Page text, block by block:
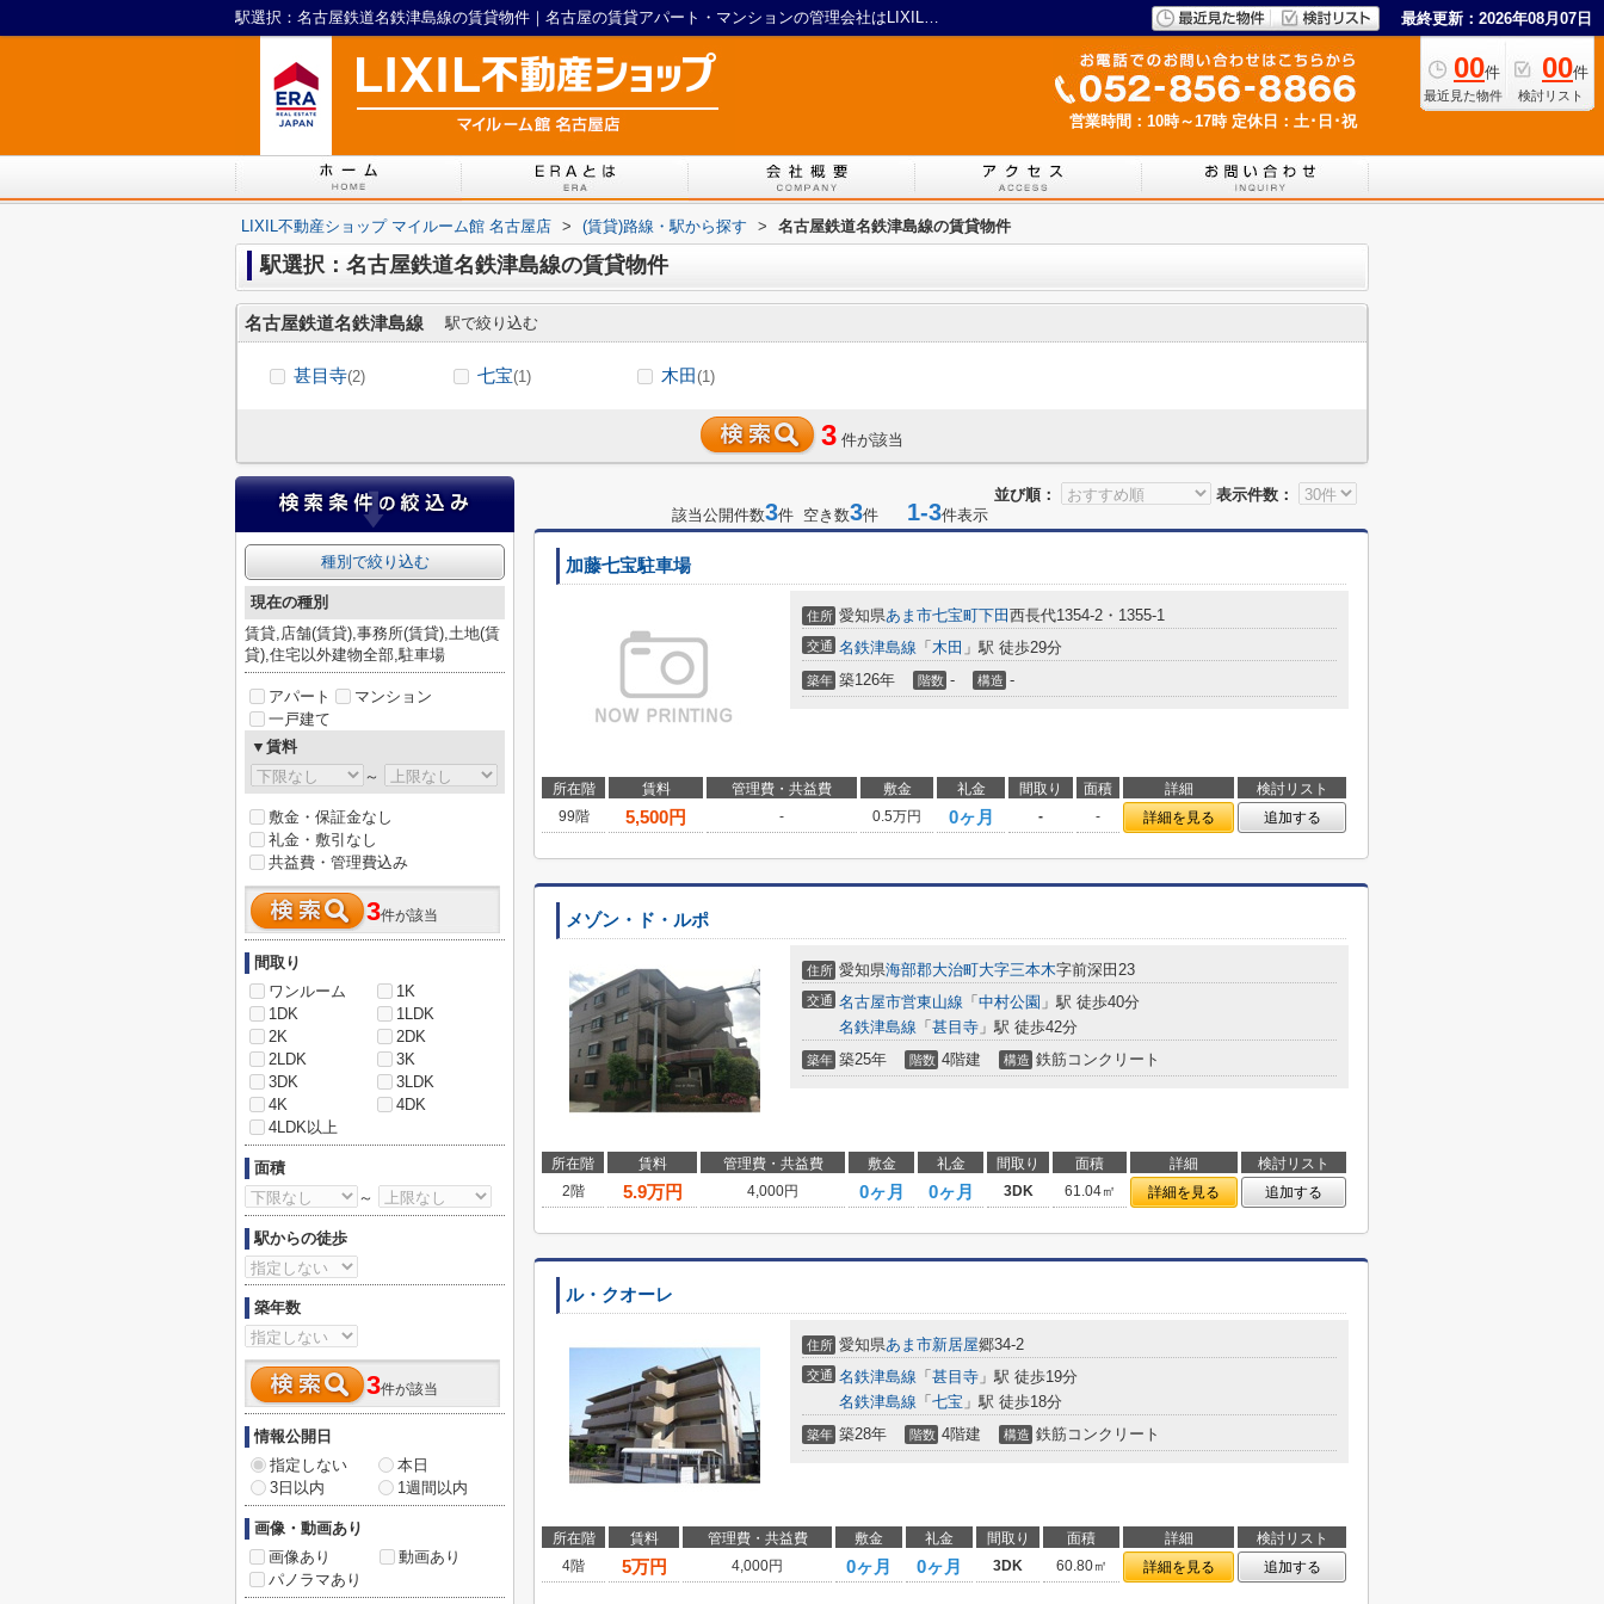
駅選択：名古屋鉄道名鉄津島線の賃貸物件｜名古屋の賃貸アパート・マンションの管理会社はLIXIL不動産ショップ マイルーム館 名古屋店 最終更新：2026年08月07日
00件
最近見た物件
00件
検討リスト
営業時間：10時～17時 定休日：土･日･祝
LIXIL不動産ショップ マイルーム館 名古屋店 > (賃貸)路線・駅から探す > 名古屋鉄道名鉄津島線の賃貸物件
駅選択：名古屋鉄道名鉄津島線の賃貸物件
名古屋鉄道名鉄津島線 駅で絞り込む
甚目寺(2) 七宝(1) 木田(1)
3 件が該当
並び順：
表示件数：
該当公開件数3件 空き数3件 1-3件表示
加藤七宝駐車場
住所 愛知県あま市七宝町下田 西長代1354-2・1355-1
交通 名鉄津島線 「 木田 」駅 徒歩29分
築年 築126年 階数 - 構造 -
所在階 賃料 管理費・共益費 敷金 礼金 間取り 面積 詳細
検討リスト
99階
5,500円 - 0.5万円 0ヶ月 - - 詳細を見る 追加する
メゾン・ド・ルポ
住所 愛知県海部郡大治町大字三本木字前深田23
交通 名古屋市営東山線 「 中村公園 」駅 徒歩40分
名鉄津島線 「 甚目寺 」駅 徒歩42分
築年 築25年 階数 4階建 構造 鉄筋コンクリート
所在階 賃料 管理費・共益費 敷金 礼金 間取り 面積 詳細
検討リスト
2階
5.9万円 4,000円 0ヶ月 0ヶ月 3DK 61.04㎡ 詳細を見る 追加する
ル・クオーレ
住所 愛知県あま市新居屋郷34-2
交通 名鉄津島線 「 甚目寺 」駅 徒歩19分
名鉄津島線 「 七宝 」駅 徒歩18分
築年 築28年 階数 4階建 構造 鉄筋コンクリート
所在階 賃料 管理費・共益費 敷金 礼金 間取り 面積 詳細
検討リスト
4階
5万円 4,000円 0ヶ月 0ヶ月 3DK 60.80㎡ 詳細を見る 追加する
種別で絞り込む
現在の種別
賃貸,店舗(賃貸),事務所(賃貸),土地(賃
貸),住宅以外建物全部,駐車場
アパート
マンション
一戸建て
▼賃料
～
敷金・保証金なし
礼金・敷引なし
共益費・管理費込み
3件が該当
間取り
ワンルーム
1K
1DK
1LDK
2K
2DK
2LDK
3K
3DK
3LDK
4K
4DK
4LDK以上
面積
～
駅からの徒歩
築年数
3件が該当
情報公開日
指定しない
本日
3日以内
1週間以内
画像・動画あり
画像あり
動画あり
パノラマあり